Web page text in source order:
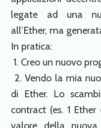
legate ad una
all’Ether, ma
In pratica:
1. Creo un nuovo
2. Vendo la mia
di Ether. Lo
contract (es. 1
valore della